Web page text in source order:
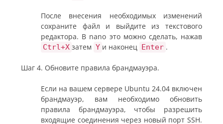
После внесения необходимых изменений
сохраните файл и выйдите из текстового
редактора. В nano это можно сделать, нажав
Ctrl+X затем Y и наконец Enter .
Шаг 4. Обновите правила брандмауэра.
Если на вашем сервере Ubuntu 24.04 включен
брандмауэр, вам необходимо обновить
правила брандмауэра, чтобы разрешить
входящие соединения через новый порт SSH.